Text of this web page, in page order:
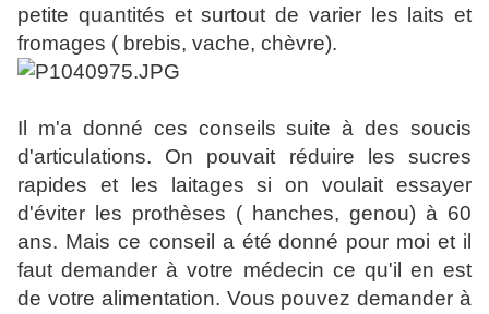
petite quantités et surtout de varier les laits et
fromages ( brebis, vache, chèvre).
Il m'a donné ces conseils suite à des soucis
d'articulations. On pouvait réduire les sucres
rapides et les laitages si on voulait essayer
d'éviter les prothèses ( hanches, genou) à 60
ans. Mais ce conseil a été donné pour moi et il
faut demander à votre médecin ce qu'il en est
de votre alimentation. Vous pouvez demander à